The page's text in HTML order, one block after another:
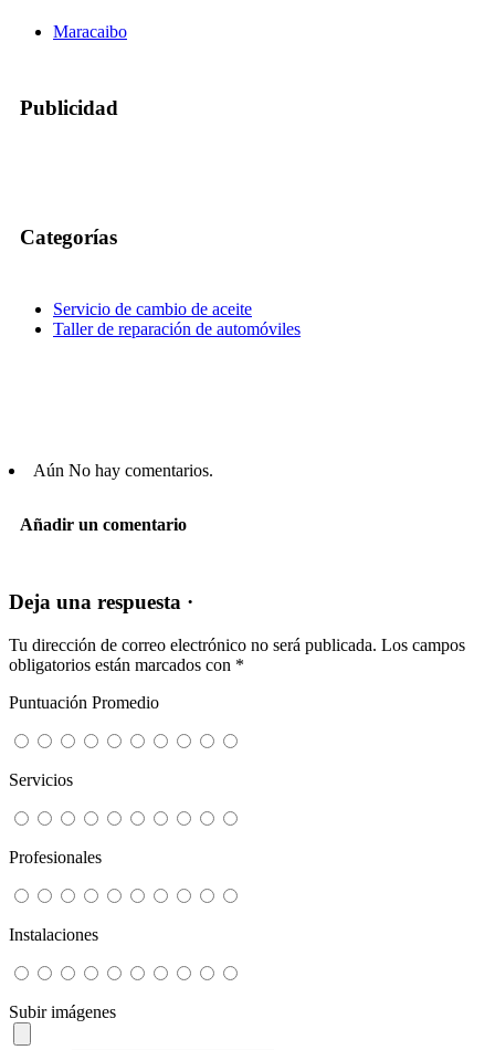
Maracaibo
Publicidad
Categorías
Servicio de cambio de aceite
Taller de reparación de automóviles
Aún No hay comentarios.
Añadir un comentario
Deja una respuesta ·
Tu dirección de correo electrónico no será publicada. Los campos
obligatorios están marcados con *
Puntuación Promedio
Servicios
Profesionales
Instalaciones
Subir imágenes